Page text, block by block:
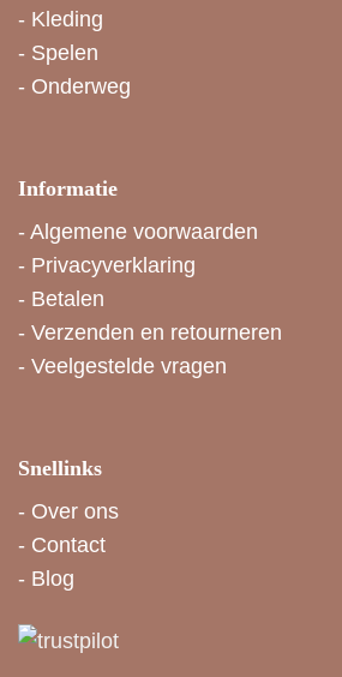
- Kleding
- Spelen
- Onderweg
Informatie
- Algemene voorwaarden
- Privacyverklaring
- Betalen
- Verzenden en retourneren
- Veelgestelde vragen
Snellinks
- Over ons
- Contact
- Blog